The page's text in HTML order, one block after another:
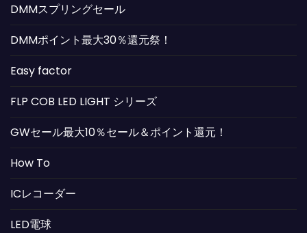
DMMスプリングセール
DMMポイント最大30％還元祭！
Easy factor
FLP COB LED LIGHT シリーズ
GWセール最大10％セール＆ポイント還元！
How To
ICレコーダー
LED電球